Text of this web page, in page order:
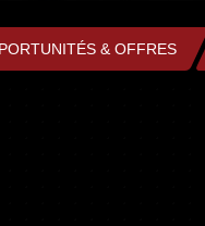
& OFFRES